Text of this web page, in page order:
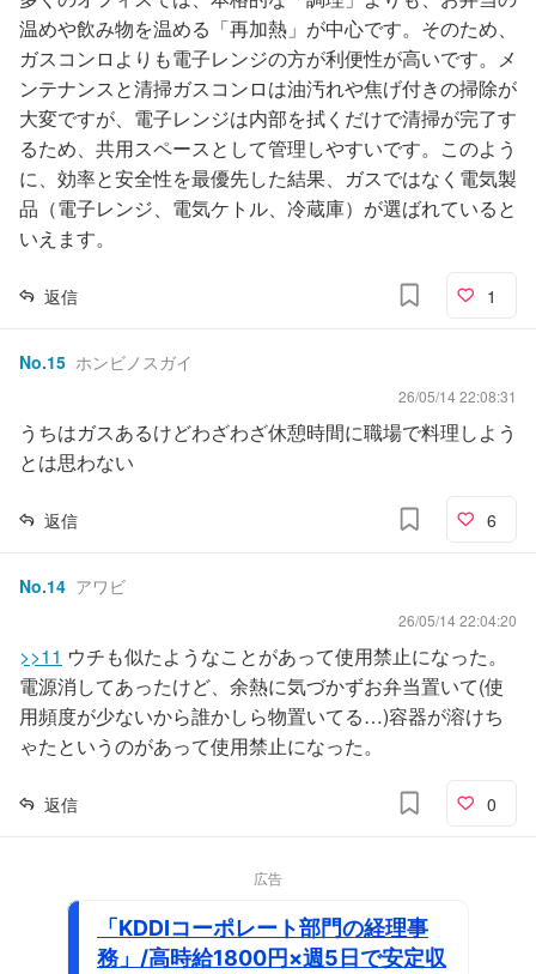
温めや飲み物を温める「再加熱」が中心です。そのため、
ガスコンロよりも電子レンジの方が利便性が高いです。メ
ンテナンスと清掃ガスコンロは油汚れや焦げ付きの掃除が
大変ですが、電子レンジは内部を拭くだけで清掃が完了す
るため、共用スペースとして管理しやすいです。このよう
に、効率と安全性を最優先した結果、ガスではなく電気製
品（電子レンジ、電気ケトル、冷蔵庫）が選ばれていると
いえます。
返信 1
No.15 ホンビノスガイ
26/05/14 22:08:31
うちはガスあるけどわざわざ休憩時間に職場で料理しよう
とは思わない
返信 6
No.14 アワビ
26/05/14 22:04:20
>>11 ウチも似たようなことがあって使用禁止になった。
電源消してあったけど、余熱に気づかずお弁当置いて(使
用頻度が少ないから誰かしら物置いてる…)容器が溶けち
ゃたというのがあって使用禁止になった。
返信 0
広告
「KDDIコーポレート部門の経理事
務」/高時給1800円×週5日で安定収